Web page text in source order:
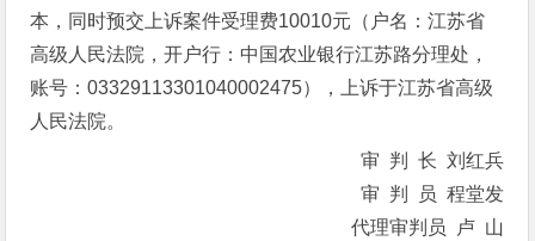
本，同时预交上诉案件受理费10010元（户名：江苏省
高级人民法院，开户行：中国农业银行江苏路分理处，
账号：03329113301040002475），上诉于江苏省高级
人民法院。
审 判 长 刘红兵
审 判 员 程堂发
代理审判员 卢 山